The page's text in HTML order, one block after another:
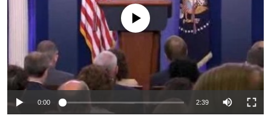
No media source currently available
0:00 2:39